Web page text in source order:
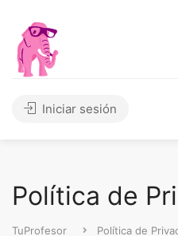
Iniciar sesión
Política de
TuProfesor Política de